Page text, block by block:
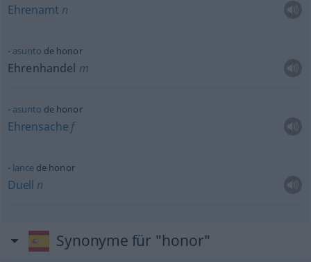
Ehrenamt n
asunto de honor
Ehrenhandel m
asunto de honor
Ehrensache f
lancede honor
Duell n
Synonyme für "honor"